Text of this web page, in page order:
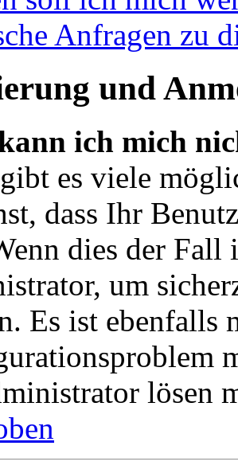
Anfragen zu
und
ich mich
es viele
dass Ihr
dies der Fall
um
Es ist ebenfalls
lösen